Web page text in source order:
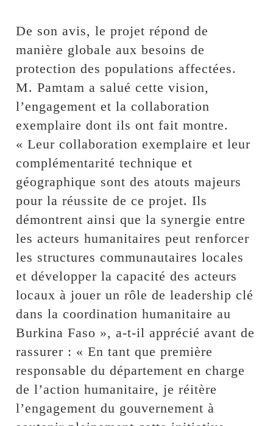
De son avis, le projet répond de
manière globale aux besoins de
protection des populations affectées.
M. Pamtam a salué cette vision,
l’engagement et la collaboration
exemplaire dont ils ont fait montre.
« Leur collaboration exemplaire et leur
complémentarité technique et
géographique sont des atouts majeurs
pour la réussite de ce projet. Ils
démontrent ainsi que la synergie entre
les acteurs humanitaires peut renforcer
les structures communautaires locales
et développer la capacité des acteurs
locaux à jouer un rôle de leadership clé
dans la coordination humanitaire au
Burkina Faso », a-t-il apprécié avant de
rassurer : « En tant que première
responsable du département en charge
de l’action humanitaire, je réitère
l’engagement du gouvernement à